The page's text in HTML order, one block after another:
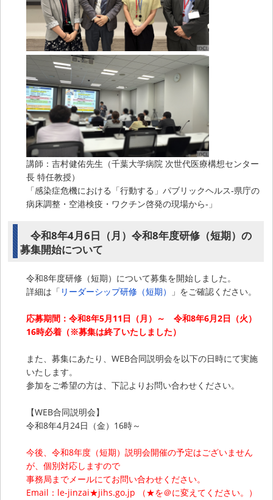
講師：吉村健佑先生（千葉大学病院 次世代医療構想センター
長 特任教授）
「感染症危機における「行動する」パブリックヘルス‐県庁の
病床調整・空港検疫・ワクチン啓発の現場から‐」
令和8年4月6日（月）令和8年度研修（短期）の
募集開始について
令和8年度研修（短期）について募集を開始しました。
詳細は「 リーダーシップ研修（短期） 」をご確認ください。
応募期間：令和8年5月11日（月）～ 令和8年6月2日（火）
16時必着（※募集は終了いたしました）
また、募集にあたり、WEB合同説明会を以下の日時にて実施
いたします。
参加をご希望の方は、下記よりお問い合わせください。
【WEB合同説明会】
令和8年4月24日（金）16時～
今後、令和8年度（短期）説明会開催の予定はございません
が、個別対応しますので
事務局までメールにてお問い合わせください。
Email：le-jinzai★jihs.go.jp （★を＠に変えてください。）